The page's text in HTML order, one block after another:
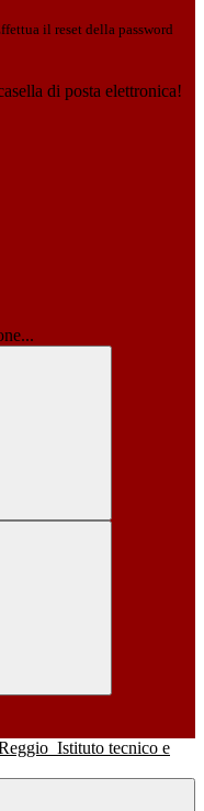
il reset della password
di posta elettronica!
Istituto tecnico e